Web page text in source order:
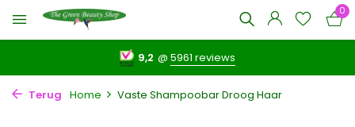
0
9,2 @5961 reviews
Terug Home Vaste Shampoobar Droog Haar